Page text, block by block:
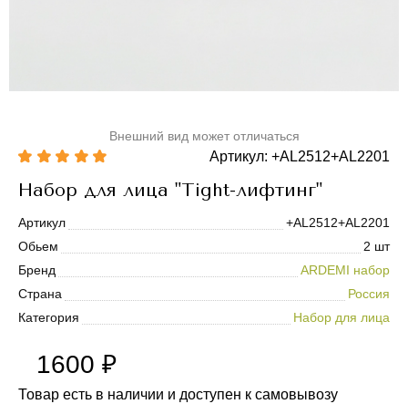
Внешний вид может отличаться
Артикул: +AL2512+AL2201
Набор для лица "Tight-лифтинг"
Артикул
+AL2512+AL2201
Обьем
2 шт
Бренд
ARDEMI набор
Страна
Россия
Категория
Набор для лица
1600 ₽
Товар есть в наличии и доступен к самовывозу